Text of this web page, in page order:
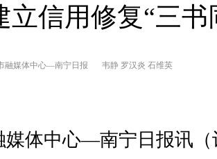
立信用修复“三书
融媒体中心—南宁日报 韦静 罗汉炎 石维英
媒体中心—南宁日报讯（